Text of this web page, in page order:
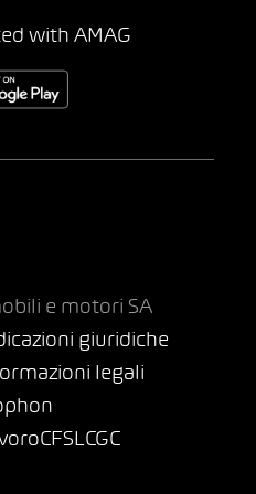
with AMAG
e motori SA
giuridiche
legali
CFSLCGC